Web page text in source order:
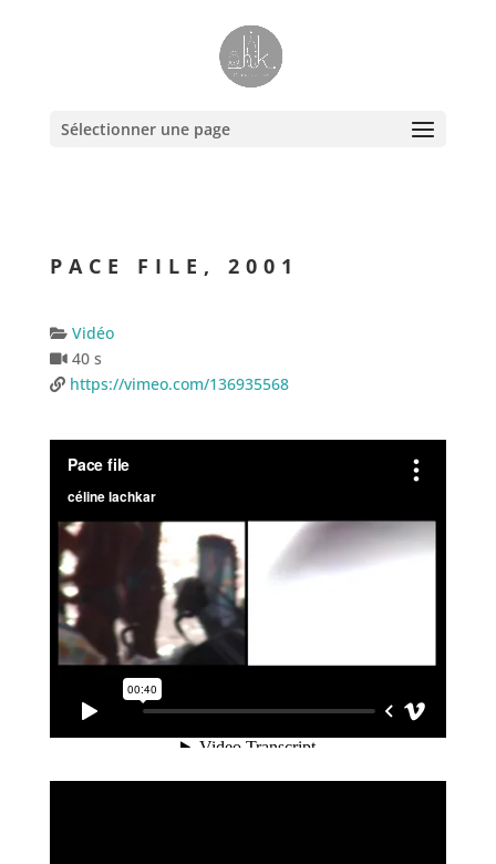
Sélectionner une page
PACE FILE, 2001
Vidéo
40 s
https://vimeo.com/136935568